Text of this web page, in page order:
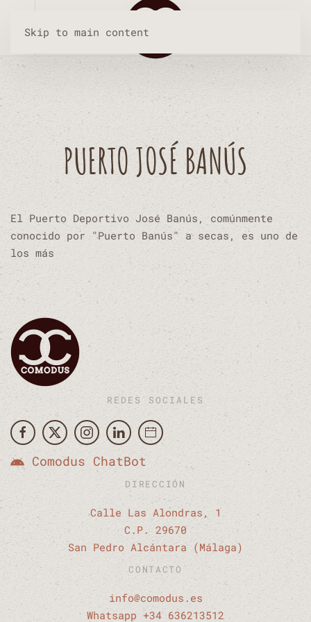
Skip to main content
PUERTO JOSÉ BANÚS
El Puerto Deportivo José Banús, comúnmente
conocido por "Puerto Banús" a secas, es uno de
los más
REDES SOCIALES
Comodus ChatBot
DIRECCIÓN
Calle Las Alondras, 1
C.P. 29670
San Pedro Alcántara (Málaga)
CONTACTO
info@comodus.es
Whatsapp +34 636213512